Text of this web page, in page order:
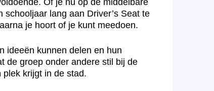
lang aan Driver’s Seat te
je hoort of je kunt meedoen.
ideeën kunnen delen en hun
de groep onder andere stil bij de
krijgt in de stad.